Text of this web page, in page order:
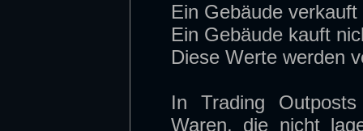
Ein Gebäude
Ein Gebäude kauft
Diese Werte werden
In Trading
Waren, die nicht